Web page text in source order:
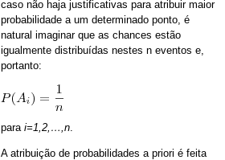
caso não haja justificativas para atribuir maior
probabilidade a um determinado ponto, é
natural imaginar que as chances estão
igualmente distribuídas nestes n eventos e,
portanto:
para i=1,2,…,n.
A atribuição de probabilidades a priori é feita